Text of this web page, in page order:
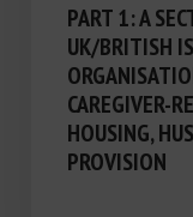
PART 1: A
UK/BRITISH
CAREGIVER-
HOUSING,
PROVISION